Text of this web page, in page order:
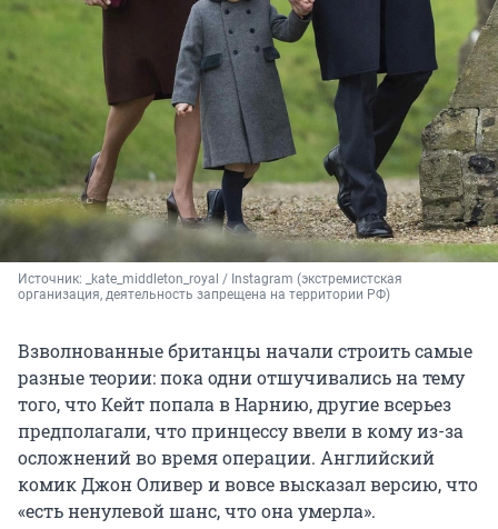
Источник:
_kate_middleton_royal / Instagram (экстремистская
организация, деятельность запрещена на территории РФ)
Взволнованные британцы начали строить самые
разные теории: пока одни отшучивались на тему
того, что Кейт попала в Нарнию, другие всерьез
предполагали, что принцессу ввели в кому из-за
осложнений во время операции. Английский
комик Джон Оливер и вовсе высказал версию, что
«есть ненулевой шанс, что она умерла».